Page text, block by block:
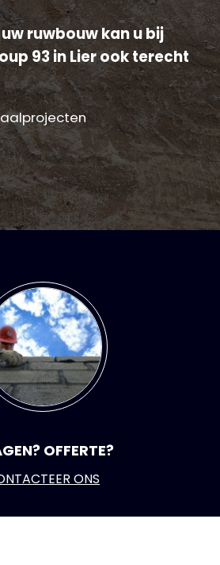
ruwbouw kan u bij
93 in Lier ook terecht
OFFERTE?
ONS